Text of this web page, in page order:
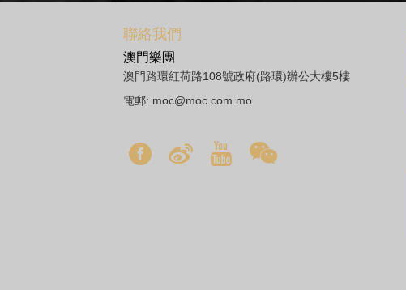
聯絡我們
澳門樂團
澳門路環紅荷路108號政府(路環)辦公大樓5樓
電郵: moc@moc.com.mo